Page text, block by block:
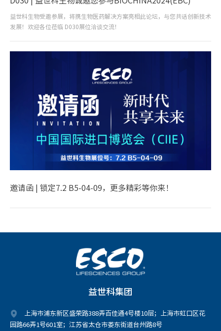
益世科生物受邀参展，将携生物医药解决方案亮相此论坛，与您共话创新技术
发展！欢迎各位莅临 D030展位洽谈交流！
邀请函 | 锁定7.2 B5-04-09，更多精彩等你来！
益世科集团
上海市浦东新区盛荣路388弄百佳通4号楼10层；上海市虹口区花
园路66弄1号601室；江苏省太仓市娄东街道台州路8号